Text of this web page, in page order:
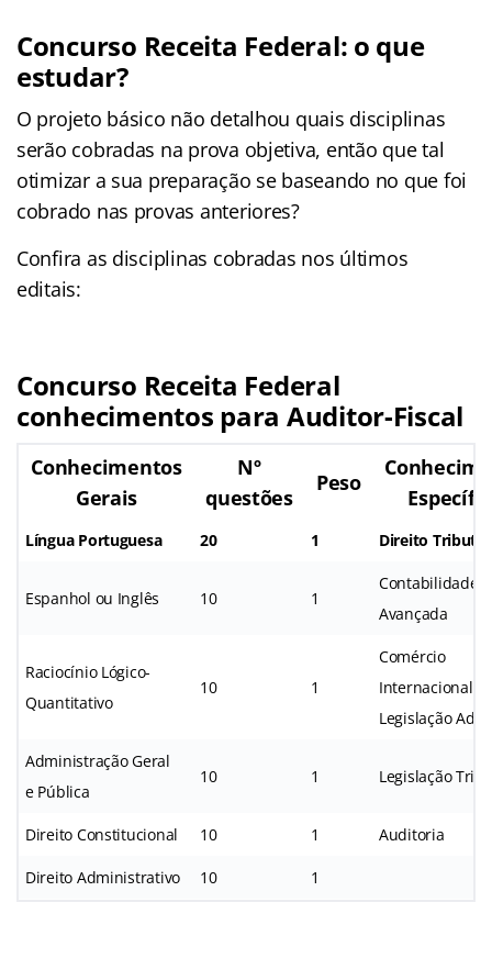
Concurso Receita Federal: o que
estudar?
O projeto básico não detalhou quais disciplinas
serão cobradas na prova objetiva, então que tal
otimizar a sua preparação se baseando no que foi
cobrado nas provas anteriores?
Confira as disciplinas cobradas nos últimos
editais:
Concurso Receita Federal
conhecimentos para Auditor-Fiscal
Conhecimentos
Gerais
Nº
questões
Peso
Língua Portuguesa 20 1 Direito
Espanhol ou Inglês 10 1
Contabilidade
Avançada
Raciocínio Lógico-
Quantitativo
10 1
Comércio
Internacional e
Legislação
Administração Geral
e Pública
10 1 Legislação
Direito Constitucional 10 1 Auditoria
Direito Administrativo 10 1